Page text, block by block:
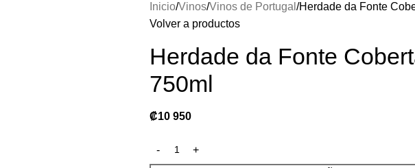
Inicio Vinos Vinos de Portugal Herdade da Fonte
Volver a productos
Herdade da Fonte
750ml
₡10 950